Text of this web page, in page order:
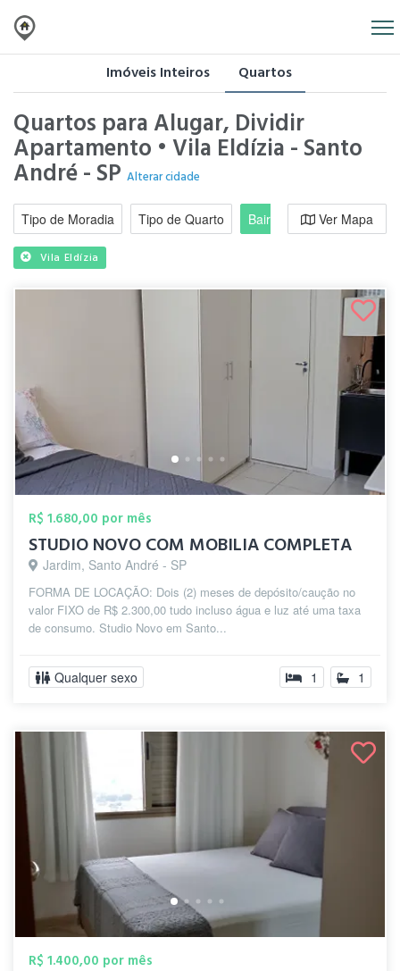
Imóveis Inteiros Quartos
Quartos para Alugar, Dividir
Apartamento • Vila Eldízia - Santo
André - SP Alterar cidade
Tipo de Moradia Tipo de Quarto Bairro / RegiãoVer Mapa
Vila Eldízia
R$ 1.680,00 por mês
STUDIO NOVO COM MOBILIA COMPLETA
Jardim, Santo André - SP
FORMA DE LOCAÇÃO: Dois (2) meses de depósito/caução no
valor FIXO de R$ 2.300,00 tudo incluso água e luz até uma taxa
de consumo. Studio Novo em Santo...
Qualquer sexo 1 1
R$ 1.400,00 por mês